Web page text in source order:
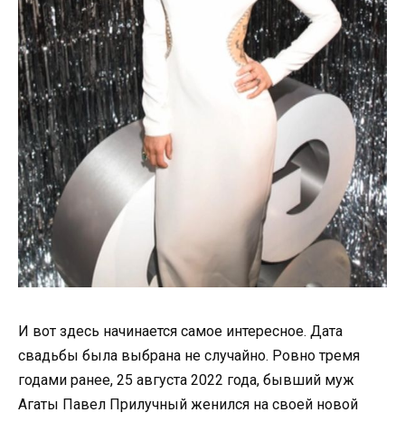
И вот здесь начинается самое интересное. Дата
свадьбы была выбрана не случайно. Ровно тремя
годами ранее, 25 августа 2022 года, бывший муж
Агаты Павел Прилучный женился на своей новой